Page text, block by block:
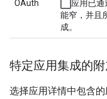
OAuth
应用已
能窄，并且
成。
特定应用集成的
选择应用详情中包含